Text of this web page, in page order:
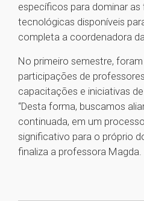
específicos para dominar as
tecnológicas disponíveis
completa a coordenadora da
No primeiro semestre,
participações de
capacitações e iniciativas
“Desta forma, buscamos
continuada, em um
significativo para o próprio
finaliza a professora Magda.